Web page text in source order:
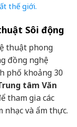
thế giới.
Sôi động
thuật phong
đồng nghệ
phố khoảng 30
tâm Văn
tham gia các
và ẩm thực.